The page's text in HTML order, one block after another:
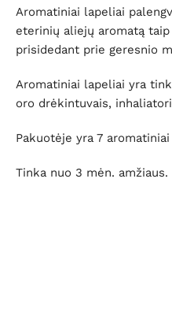
Aromatiniai lapeliai
eterinių aliejų aromatą
prisidedant prie geresnio
Aromatiniai lapeliai yra
oro drėkintuvais,
Pakuotėje yra 7
Tinka nuo 3 mėn. amžiaus.